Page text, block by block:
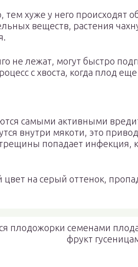
тем хуже у него происходят
веществ, растения
не лежат, могут быстро
с хвоста, когда плод
самыми активными
внутри мякоти, это
трещины попадает инфекция,
цвет на серый оттенок,
плодожорки семенами
фрукт